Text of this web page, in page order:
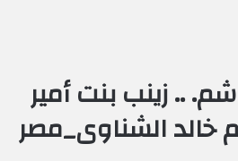
.. زينب بنت أمير
خالد الشناوى_مصر